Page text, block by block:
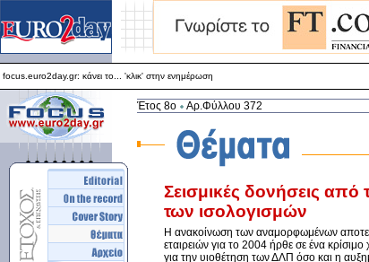
focus.euro2day.gr: κάνει το... 'κλικ' στην ενημέρωση
Για καλύτερη απεικόνιση προτείνεται ο Internet Explorer 5.5+
focus.euro2day.gr: κάνει το... 'κλικ' στην ενημέρωση
Έτος 8ο Αρ.Φύλλου 372
Σεισμικές δονήσεις
των ισολογισμών
H ανακοίνωση των αναμορφωμένων
εταιρειών για το 2004 ήρθε σε ένα
για την υιοθέτηση των ΔΛΠ όσο και η